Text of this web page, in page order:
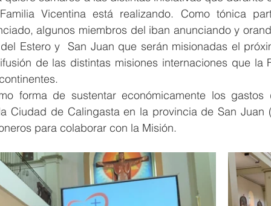
Vicentina está realizando. Como tónica
algunos miembros del iban anunciando y
Estero y  San Juan que serán misionadas el
de las distintas misiones internaciones que la
forma de sustentar económicamente los
Ciudad de Calingasta en la provincia de San Juan
para colaborar con la Misión.